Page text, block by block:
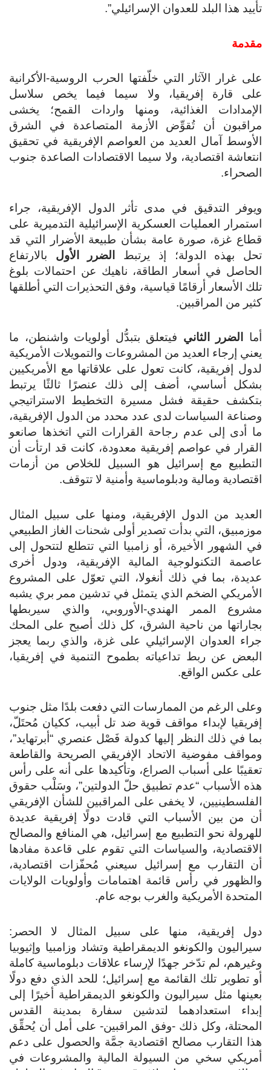
تأييد هذا البلد للعدوان الإسرائيلي”.
مقدمة
على غرار الآثار التي خلّفتها الحرب الروسية-الأكرانية
على قارة إفريقيا، ولا سيما فيما يخص سلاسل
الإمدادات الغذائية، ومنها واردات القمح؛ يخشى
مراقبون أن تُقوِّض الأزمة المتصاعدة في الشرق
الأوسط آمال العديد من العواصم الإفريقية في تحقيق
انتعاشة اقتصادية، ولا سيما الاقتصادات الصاعدة جنوب
الصحراء.
ويوفر التدقيق في مدى تأثر الدول الإفريقية، جراء
استمرار العمليات العسكرية الإسرائيلية التدميرية على
قطاع غزة، صورة عامة بشأن طبيعة الأضرار التي قد
تحل بهذه الدولة؛ إذ يرتبط
الضرر الأولبالارتفاع
الحاصل في أسعار الطاقة، ناهيك عن احتمالات بلوغ
تلك الأسعار أرقامًا قياسية، وفق التحذيرات التي أطلقها
كثير من المراقبين.
أما الضرر الثانيفيتعلق بتبدُّل أولويات واشنطن، ما
يعني إرجاء العديد من المشروعات والتمويلات الأمريكية
لدول إفريقية، كانت تعول على علاقاتها مع الأمريكيين
بشكل أساسي، أضف إلى ذلك عنصرًا ثالثًا يرتبط
بتكشف حقيقة فشل مسيرة التخطيط الاستراتيجي
وصناعة السياسات لدى عدد محدد من الدول الإفريقية،
ما أدى إلى عدم رجاحة القرارات التي اتخذها صانعو
القرار في عواصم إفريقية معدودة، كانت قد ارتأت أن
التطبيع مع إسرائيل هو السبيل للخلاص من أزمات
اقتصادية ومالية ودبلوماسية وأمنية لا تتوقف.
العديد من الدول الإفريقية، ومنها على سبيل المثال
موزمبيق، التي بدأت تصدير أولى شحنات الغاز الطبيعي
في الشهور الأخيرة، أو زامبيا التي تتطلع لتتحول إلى
عاصمة التكنولوجية المالية الإفريقية، ودول أخرى
عديدة، بما في ذلك أنغولا، التي تعوّل على المشروع
الأمريكي الضخم الذي يتمثل في تدشين ممر بري يشبه
مشروع الممر الهندي-الأوروبي، والذي سيربطها
بجاراتها من ناحية الشرق، كل ذلك أصبح على المحك
جراء العدوان الإسرائيلي على غزة، والذي ربما يعجز
البعض عن ربط تداعياته بطموح التنمية في إفريقيا،
على عكس الواقع.
وعلى الرغم من الممارسات التي دفعت بلدًا مثل جنوب
إفريقيا لإبداء مواقف قوية ضد تل أبيب، ككيان مُحتَلّ،
بما في ذلك النظر إليها كدولة فَصْل عنصري “أبرتهايد”،
ومواقف مفوضية الاتحاد الإفريقي الصريحة والقاطعة
تعقيبًا على أسباب الصراع، وتأكيدها على أنه على رأس
هذه الأسباب “عدم تطبيق حلّ الدولتين”، وسَلْب حقوق
الفلسطينيين، لا يخفى على المراقبين للشأن الإفريقي
أن من بين الأسباب التي قادت دولًا إفريقية عديدة
للهرولة نحو التطبيع مع إسرائيل، هي المنافع والمصالح
الاقتصادية، والسياسات التي تقوم على قاعدة مفادها
أن التقارب مع إسرائيل سيعني مُحفّزات اقتصادية،
والظهور في رأس قائمة اهتمامات وأولويات الولايات
المتحدة الأمريكية والغرب بوجه عام.
دول إفريقية، منها على سبيل المثال لا الحصر:
سيراليون والكونغو الديمقراطية وتشاد وزامبيا وإثيوبيا
وغيرهم، لم تدّخر جهدًا لإرساء علاقات دبلوماسية كاملة
أو تطوير تلك القائمة مع إسرائيل؛ للحد الذي دفع دولًا
بعينها مثل سيراليون والكونغو الديمقراطية أخيرًا إلى
إبداء استعدادهما لتدشين سفارة بمدينة القدس
المحتلة، وكل ذلك -وفق المراقبين- على أمل أن يُحقِّق
هذا التقارب مصالح اقتصادية جمَّة والحصول على دعم
أمريكي سخي من السيولة المالية والمشروعات في